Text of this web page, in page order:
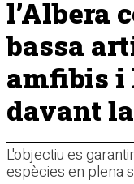
l’Albera
bassa
amfibis i
davant
L'objectiu es
espècies en plena